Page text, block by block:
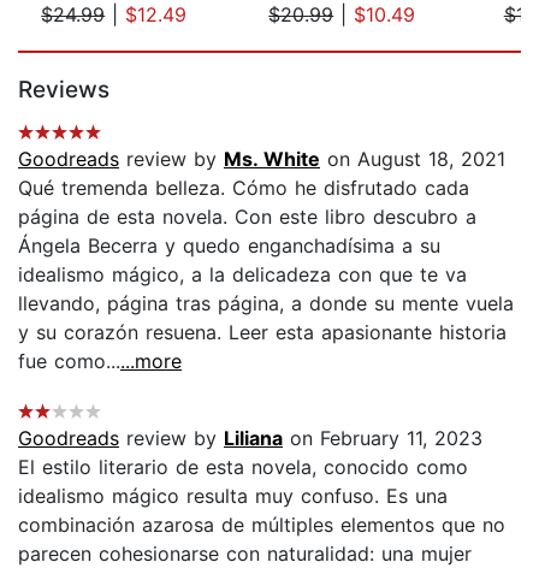
$24.99| $12.49
$20.99| $10.49
Reviews
Goodreads review by Ms. White on August 18, 2021
Qué tremenda belleza. Cómo he disfrutado cada
página de esta novela. Con este libro descubro a
Ángela Becerra y quedo enganchadísima a su
idealismo mágico, a la delicadeza con que te va
llevando, página tras página, a donde su mente vuela
y su corazón resuena. Leer esta apasionante historia
fue como......more
Goodreads review by Liliana on February 11, 2023
El estilo literario de esta novela, conocido como
idealismo mágico resulta muy confuso. Es una
combinación azarosa de múltiples elementos que no
parecen cohesionarse con naturalidad: una mujer